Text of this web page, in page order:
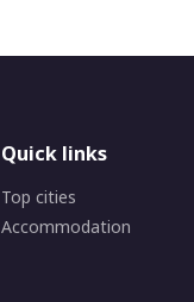
Quick links
Top cities
Accommodation